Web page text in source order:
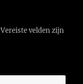
Vereiste velden zijn